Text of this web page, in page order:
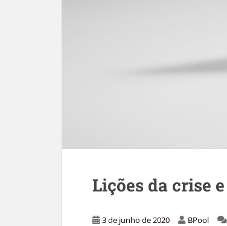
Lições da crise
3 de junho de 2020 BPool